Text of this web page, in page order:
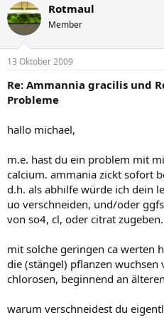
Rotmaul
Member
13 Oktober 2009
Re: Ammannia gracilis und
Probleme
hallo michael,
m.e. hast du ein problem mit
calcium. ammania zickt sofort
d.h. als abhilfe würde ich dein
uo verschneiden, und/oder
von so4, cl, oder citrat
mit solche geringen ca werten
die (stängel) pflanzen
chlorosen, beginnend an
warum verschneidest du